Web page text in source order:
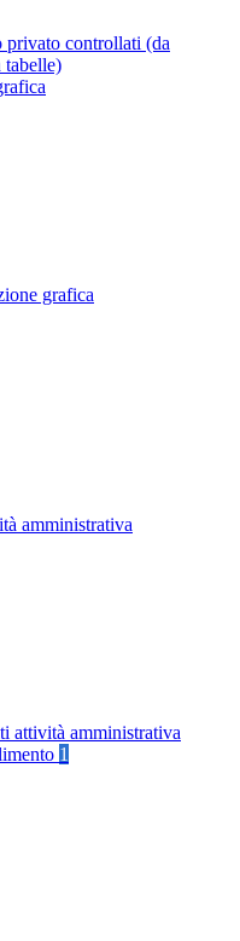
controllati (da
tabelle)
grafica
amministrativa
attività amministrativa
1